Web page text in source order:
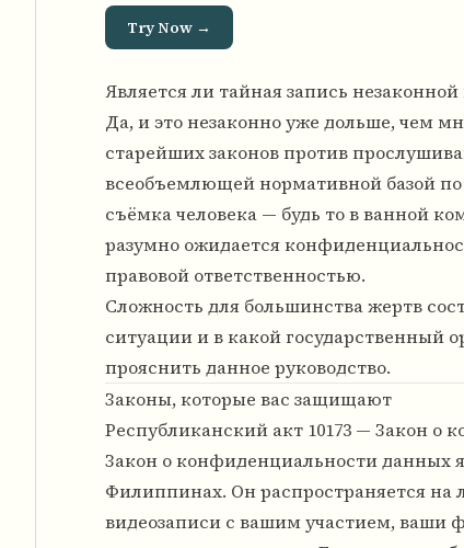
Try Now →
Является ли тайная запись
Да, и это незаконно уже дольше, чем
старейших законов против
всеобъемлющей нормативной базой по
съёмка человека — будь то в ванной
разумно ожидается
правовой ответственностью.
Сложность для большинства жертв
ситуации и в какой государственный
прояснить данное руководство.
Законы, которые вас защищают
Республиканский акт 10173 — Закон о
Закон о конфиденциальности данных
Филиппинах. Он распространяется на
видеозаписи с вашим участием, ваши